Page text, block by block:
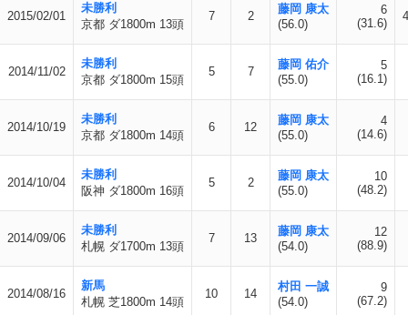
2015/02/01
未勝利
京都 ダ1800m 13頭
7 2
藤岡 康太
(56.0)
6
(31.6)
2014/11/02
未勝利
京都 ダ1800m 15頭
5 7
藤岡 佑介
(55.0)
5
(16.1)
2014/10/19
未勝利
京都 ダ1800m 14頭
6 12
藤岡 康太
(55.0)
4
(14.6)
2014/10/04
未勝利
阪神 ダ1800m 16頭
5 2
藤岡 康太
(55.0)
10
(48.2)
2014/09/06
未勝利
札幌 ダ1700m 13頭
7 13
藤岡 康太
(54.0)
12
(88.9)
2014/08/16
新馬
札幌 芝1800m 14頭
10 14
村田 一誠
(54.0)
9
(67.2)